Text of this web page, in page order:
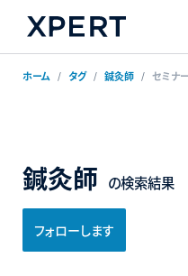
ホーム タグ 鍼灸師 セミナー
鍼灸師 の検索結果
フォローします